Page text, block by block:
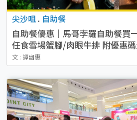
尖沙咀 . 自助餐
自助餐優惠｜馬哥孛羅自助餐買
任食雪場蟹腳/肉眼牛排 附優惠
文 : 譚幽惠